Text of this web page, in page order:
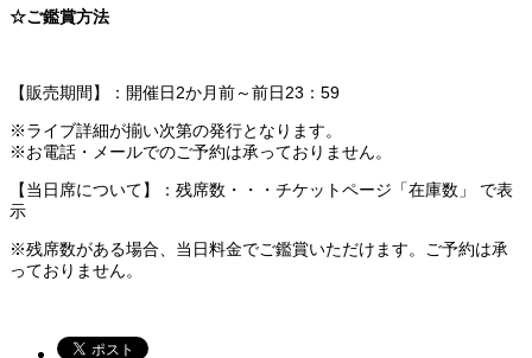
☆ご鑑賞方法
【販売期間】：開催日2か月前～前日23：59
※ライブ詳細が揃い次第の発行となります。
※お電話・メールでのご予約は承っておりません。
【当日席について】：残席数・・・チケットページ「在庫数」 で表
示
※残席数がある場合、当日料金でご鑑賞いただけます。ご予約は承
っておりません。